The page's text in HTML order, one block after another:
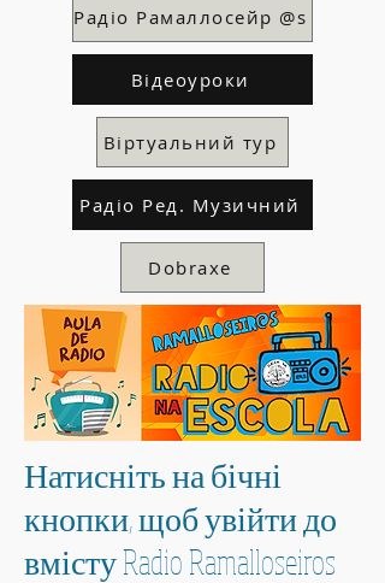
Радіо Рамаллосейр @s
Відеоуроки
Віртуальний тур
Радіо Ред. Музичний
Dobraxe
Натисніть на бічні
кнопки, щоб увійти до
вмісту Radio Ramalloseiros